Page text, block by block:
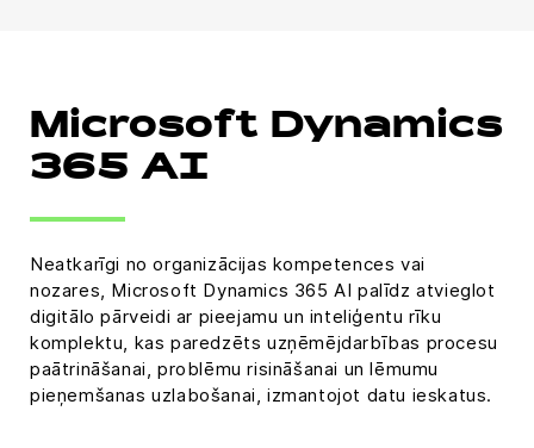
Microsoft Dynamics
365 AI
Neatkarīgi no organizācijas kompetences vai
nozares, Microsoft Dynamics 365 AI palīdz atvieglot
digitālo pārveidi ar pieejamu un inteliģentu rīku
komplektu, kas paredzēts uzņēmējdarbības procesu
paātrināšanai, problēmu risināšanai un lēmumu
pieņemšanas uzlabošanai, izmantojot datu ieskatus.